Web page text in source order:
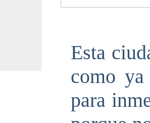
Esta
como ya
para